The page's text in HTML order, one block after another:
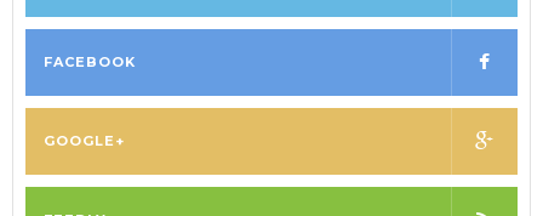
FACEBOOK
GOOGLE+